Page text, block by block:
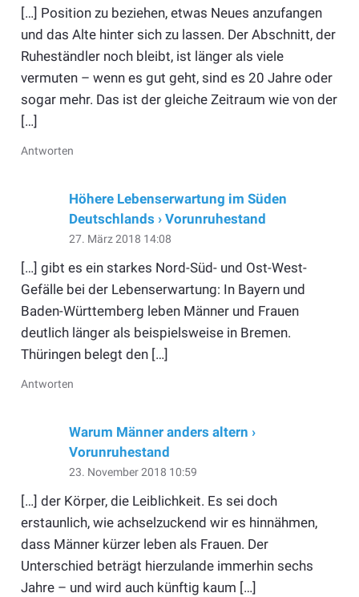
[…] Position zu beziehen, etwas Neues anzufangen
und das Alte hinter sich zu lassen. Der Abschnitt, der
Ruheständler noch bleibt, ist länger als viele
vermuten – wenn es gut geht, sind es 20 Jahre oder
sogar mehr. Das ist der gleiche Zeitraum wie von der
[…]
Antworten
Höhere Lebenserwartung im Süden
Deutschlands › Vorunruhestand
27. März 2018 14:08
[…] gibt es ein starkes Nord-Süd- und Ost-West-
Gefälle bei der Lebenserwartung: In Bayern und
Baden-Württemberg leben Männer und Frauen
deutlich länger als beispielsweise in Bremen.
Thüringen belegt den […]
Antworten
Warum Männer anders altern ›
Vorunruhestand
23. November 2018 10:59
[…] der Körper, die Leiblichkeit. Es sei doch
erstaunlich, wie achselzuckend wir es hinnähmen,
dass Männer kürzer leben als Frauen. Der
Unterschied beträgt hierzulande immerhin sechs
Jahre – und wird auch künftig kaum […]